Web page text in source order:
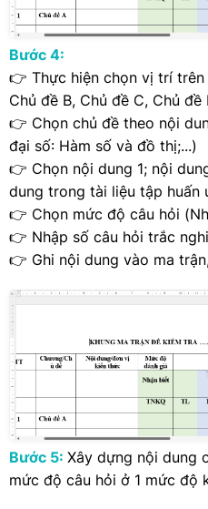
Bước 4:
👉 Thực hiện chọn vị trí
Chủ đề B, Chủ đề C, Chủ đề
👉 Chọn chủ đề theo nội
đại số: Hàm số và đồ thị;...)
👉 Chọn nội dung 1; nội
dung trong tài liệu tập huấn
👉 Chọn mức độ câu hỏi
👉 Nhập số câu hỏi trắc
👉 Ghi nội dung vào ma
Bước 5: Xây dựng nội dung
mức độ câu hỏi ở 1 mức độ